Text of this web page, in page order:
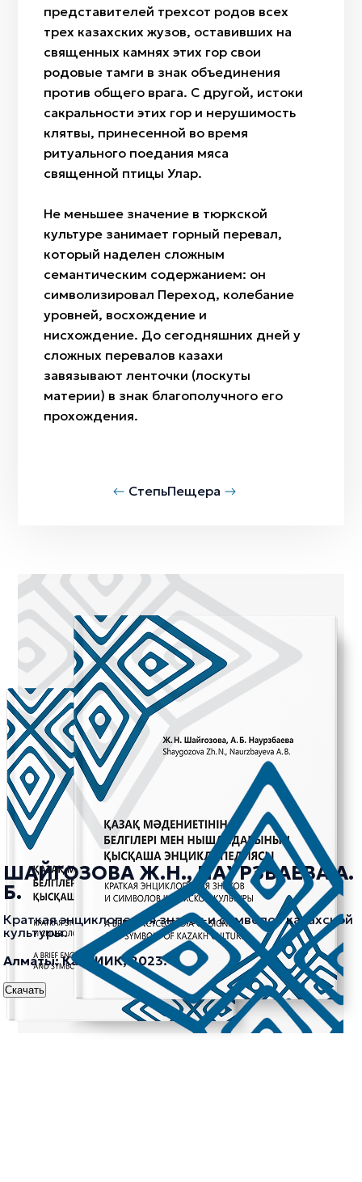
представителей трехсот родов всех
трех казахских жузов, оставивших на
священных камнях этих гор свои
родовые тамги в знак объединения
против общего врага. С другой, истоки
сакральности этих гор и нерушимость
клятвы, принесенной во время
ритуального поедания мяса
священной птицы Улар.
Не меньшее значение в тюркской
культуре занимает горный перевал,
который наделен сложным
семантическим содержанием: он
символизировал Переход, колебание
уровней, восхождение и
нисхождение. До сегодняшних дней у
сложных перевалов казахи
завязывают ленточки (лоскуты
материи) в знак благополучного его
прохождения.
СтепьПещера
ШАЙГОЗОВА Ж.Н., НАУРЗБАЕВА А.
Б.
Краткая энциклопедия знаков и символов казахской
культуры.
Алматы: КазНИИК, 2023.
Скачать